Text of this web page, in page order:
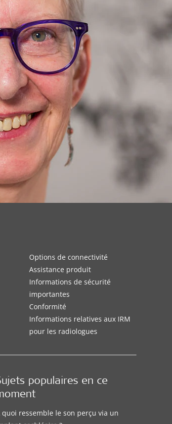
Options de connectivité
Assistance produit
Informations de sécurité
importantes
Conformité
Informations relatives aux IRM
pour les radiologues
populaires en ce
quoi ressemble le son perçu via un